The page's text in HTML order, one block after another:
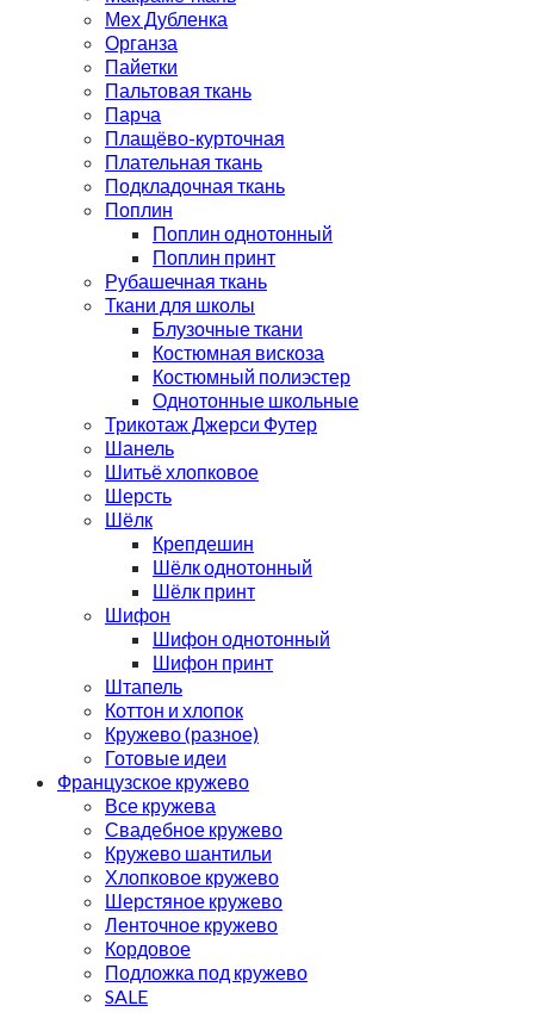
Мех Дубленка
Органза
Пайетки
Пальтовая ткань
Парча
Плащёво-курточная
Плательная ткань
Подкладочная ткань
Поплин
Поплин однотонный
Поплин принт
Рубашечная ткань
Ткани для школы
Блузочные ткани
Костюмная вискоза
Костюмный полиэстер
Однотонные школьные
Трикотаж Джерси Футер
Шанель
Шитьё хлопковое
Шерсть
Шёлк
Крепдешин
Шёлк однотонный
Шёлк принт
Шифон
Шифон однотонный
Шифон принт
Штапель
Коттон и хлопок
Кружево (разное)
Готовые идеи
Французское кружево
Все кружева
Свадебное кружево
Кружево шантильи
Хлопковое кружево
Шерстяное кружево
Ленточное кружево
Кордовое
Подложка под кружево
SALE